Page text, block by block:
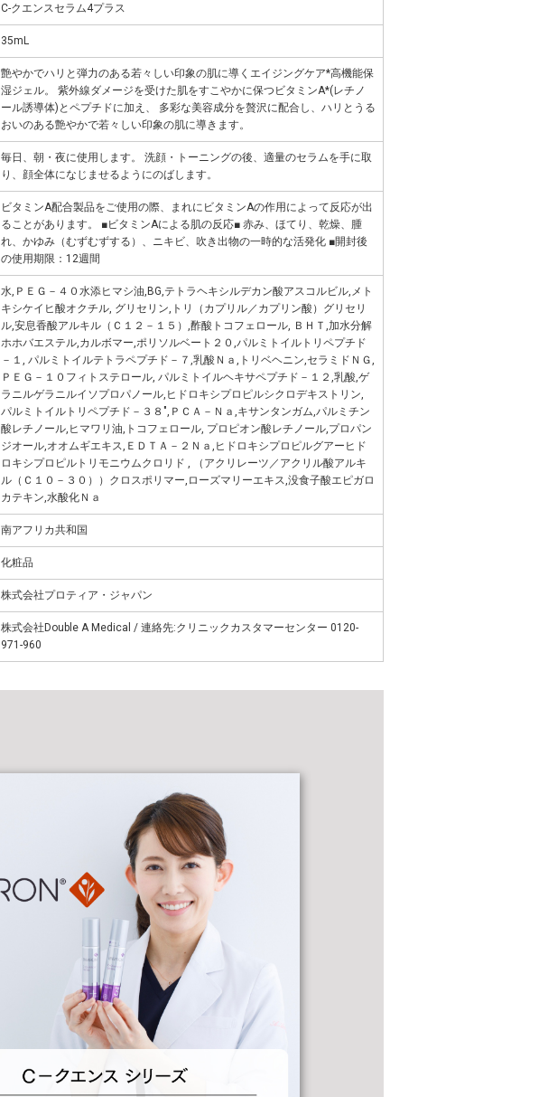
C-クエンスセラム4プラス
35mL
艶やかでハリと弾力のある若々しい印象の肌に導くエイジングケア*高機能保
湿ジェル。 紫外線ダメージを受けた肌をすこやかに保つビタミンA*(レチノ
ール誘導体)とペプチドに加え、 多彩な美容成分を贅沢に配合し、ハリとうる
おいのある艶やかで若々しい印象の肌に導きます。
毎日、朝・夜に使用します。 洗顔・トーニングの後、適量のセラムを手に取
り、顔全体になじませるようにのばします。
ビタミンA配合製品をご使用の際、まれにビタミンAの作用によって反応が出
ることがあります。 ■ビタミンAによる肌の反応■ 赤み、ほてり、乾燥、腫
れ、かゆみ（むずむずする）、ニキビ、吹き出物の一時的な活発化 ■開封後
の使用期限：12週間
水,ＰＥＧ－４０水添ヒマシ油,BG,テトラヘキシルデカン酸アスコルビル,メト
キシケイヒ酸オクチル, グリセリン,トリ（カプリル／カプリン酸）グリセリ
ル,安息香酸アルキル（Ｃ１２－１５）,酢酸トコフェロール, ＢＨＴ,加水分解
ホホバエステル,カルボマー,ポリソルベート２０,パルミトイルトリペプチド
－１, パルミトイルテトラペプチド－７,乳酸Ｎａ,トリベヘニン,セラミドＮＧ,
ＰＥＧ－１０フィトステロール, パルミトイルヘキサペプチド－１２,乳酸,ゲ
ラニルゲラニルイソプロパノール,ヒドロキシプロピルシクロデキストリン,
パルミトイルトリペプチド－３８",ＰＣＡ－Ｎａ,キサンタンガム,パルミチン
酸レチノール,ヒマワリ油,トコフェロール, プロピオン酸レチノール,プロパン
ジオール,オオムギエキス,ＥＤＴＡ－２Ｎａ,ヒドロキシプロピルグアーヒド
ロキシプロピルトリモニウムクロリド , （アクリレーツ／アクリル酸アルキ
ル（Ｃ１０－３０））クロスポリマー,ローズマリーエキス,没食子酸エピガロ
カテキン,水酸化Ｎａ
南アフリカ共和国
化粧品
株式会社プロティア・ジャパン
株式会社Double A Medical / 連絡先:クリニックカスタマーセンター 0120-
971-960